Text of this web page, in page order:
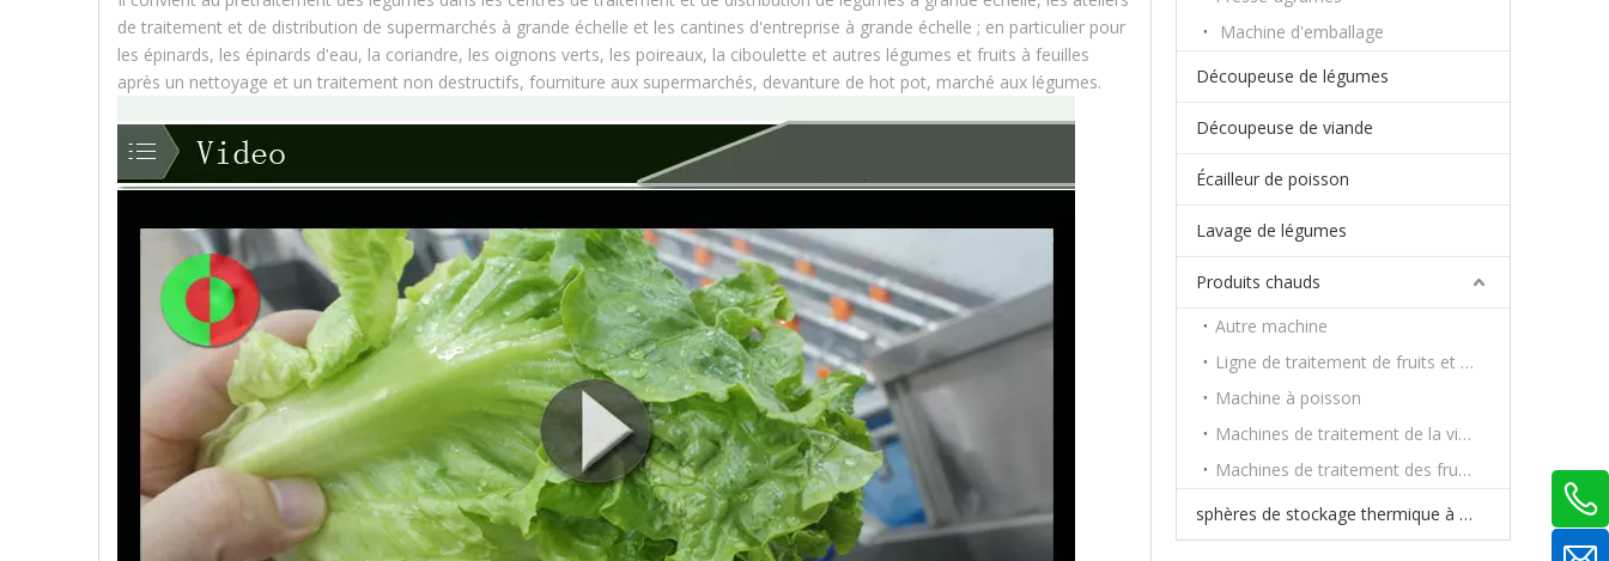
de traitement et de distribution de supermarchés à grande échelle et les cantines d'entreprise à grande échelle ; en particulier pour
les épinards, les épinards d'eau, la coriandre, les oignons verts, les poireaux, la ciboulette et autres légumes et fruits à feuilles
après un nettoyage et un traitement non destructifs, fourniture aux supermarchés, devanture de hot pot, marché aux légumes.
Machine d'emballage
Découpeuse de légumes
Découpeuse de viande
Écailleur de poisson
Lavage de légumes
Produits chauds
Autre machine
Ligne de traitement de fruits et légumes
Machine à poisson
Machines de traitement de la viande
Machines de traitement des fruits et légumes
sphères de stockage thermique à changement de phase